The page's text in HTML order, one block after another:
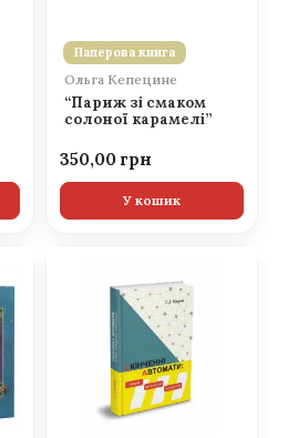
Паперова книга
Ольга Кепецине
“Париж зі смаком
солоної карамелі”
350,00
У кошик